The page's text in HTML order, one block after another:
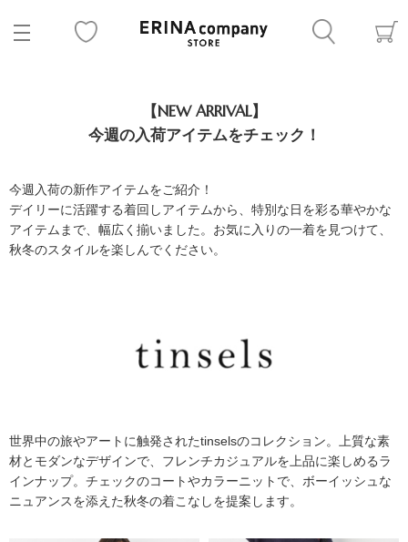
【NEW ARRIVAL】
今週の入荷アイテムをチェック！
今週入荷の新作アイテムをご紹介！
デイリーに活躍する着回しアイテムから、特別な日を彩る華やかな
アイテムまで、幅広く揃いました。お気に入りの一着を見つけて、
秋冬のスタイルを楽しんでください。
世界中の旅やアートに触発されたtinselsのコレクション。上質な素
材とモダンなデザインで、フレンチカジュアルを上品に楽しめるラ
インナップ。チェックのコートやカラーニットで、ボーイッシュな
ニュアンスを添えた秋冬の着こなしを提案します。